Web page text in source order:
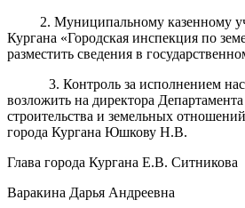
2. Муниципальному казенному
Кургана «Городская инспекция по
разместить сведения в
3. Контроль за исполнением
возложить на директора
строительства и земельных
города Кургана Юшкову Н.В.
Глава города Кургана Е.В. Ситникова
Варакина Дарья Андреевна